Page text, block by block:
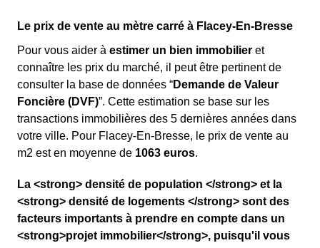
Le prix de vente au mètre carré à Flacey-En-Bresse
Pour vous aider à estimer un bien immobilier et
connaître les prix du marché, il peut être pertinent de
consulter la base de données “Demande de Valeur
Foncière (DVF)”. Cette estimation se base sur les
transactions immobilières des 5 dernières années dans
votre ville. Pour Flacey-En-Bresse, le prix de vente au
m2 est en moyenne de 1063 euros.
La <strong> densité de population </strong> et la
<strong> densité de logements </strong> sont des
facteurs importants à prendre en compte dans un
<strong>projet immobilier</strong>, puisqu'il vous